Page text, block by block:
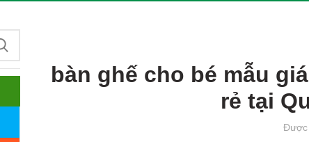
bàn ghế cho bé mẫu
rẻ tại
Được